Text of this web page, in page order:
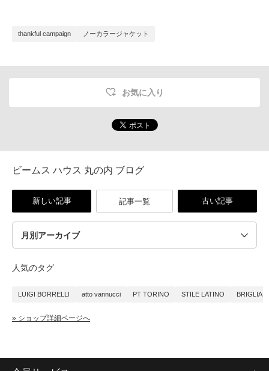
thankful campaign ノーカラージャケット
お気に入り
ビームス ハウス 丸の内 ブログ
新しい記事 記事一覧 古い記事
人気のタグ
LUIGI BORRELLI atto vannucci PT TORINO STILE LATINO BRIGLIA
» ショップ詳細ページへ